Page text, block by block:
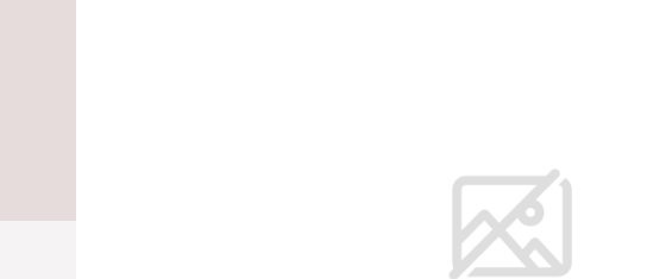
Ministerstvo apeluje na vodičov, aby